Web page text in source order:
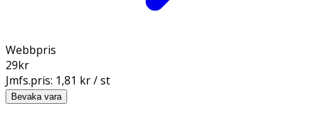
Webbpris
29kr
Jmfs.pris: 1,81 kr / st
Bevaka vara